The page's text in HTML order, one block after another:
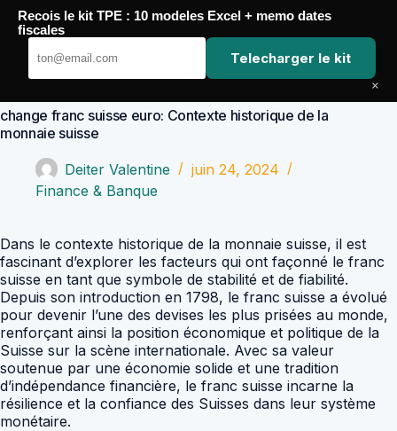
Passer
contenu
Comptabilité Job
change franc suisse euro: Contexte historique de la
monnaie suisse
Deiter Valentine
juin 24, 2024
Finance & Banque
Dans le contexte historique de la monnaie suisse, il est
fascinant d’explorer les facteurs qui ont façonné le franc
suisse en tant que symbole de stabilité et de fiabilité.
Depuis son introduction en 1798, le franc suisse a évolué
pour devenir l’une des devises les plus prisées au monde,
renforçant ainsi la position économique et politique de la
Suisse sur la scène internationale. Avec sa valeur
soutenue par une économie solide et une tradition
d’indépendance financière, le franc suisse incarne la
résilience et la confiance des Suisses dans leur système
monétaire.
Recois le kit TPE : 10 modeles Excel + memo dates
fiscales
Telecharger le kit
×